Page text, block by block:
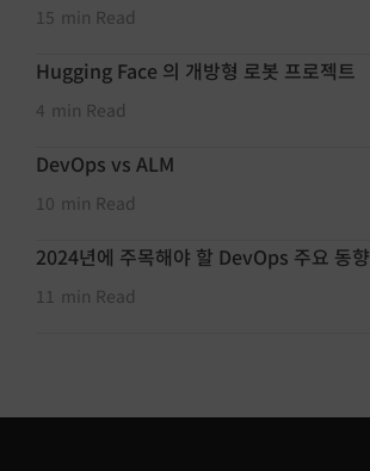
15 min Read
Hugging Face 의 개방형 로봇 프로젝트
4 min Read
DevOps vs ALM
10 min Read
2024년에 주목해야 할 DevOps 주요 동향
11 min Read